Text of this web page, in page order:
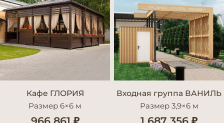
Кафе ГЛОРИЯ
Размер 6×6 м
Входная группа ВАНИЛЬ
Размер 3,9×6 м